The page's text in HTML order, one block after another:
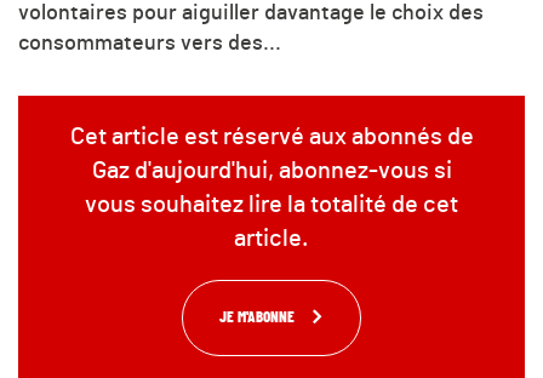
volontaires pour aiguiller davantage le choix des
consommateurs vers des...
Cet article est réservé aux abonnés de
Gaz d'aujourd'hui, abonnez-vous si
vous souhaitez lire la totalité de cet
article.
JE M'ABONNE